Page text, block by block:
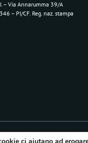
– Via Annarumma 39/A
– PI/CF. Reg. naz. stampa